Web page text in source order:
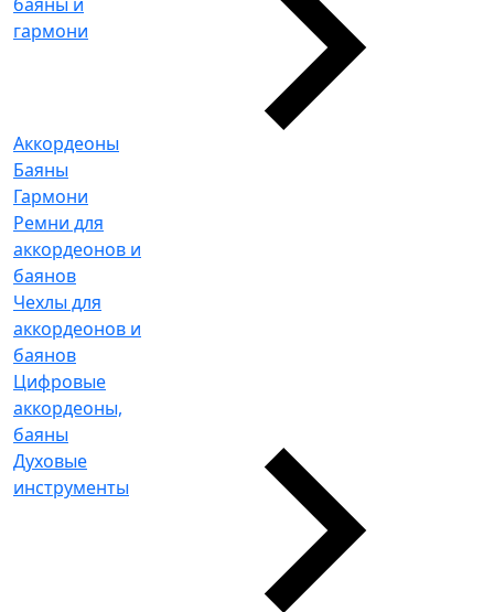
гармони
Аккордеоны
Баяны
Гармони
Ремни для
аккордеонов и
баянов
Чехлы для
аккордеонов и
баянов
Цифровые
аккордеоны,
баяны
Духовые
инструменты